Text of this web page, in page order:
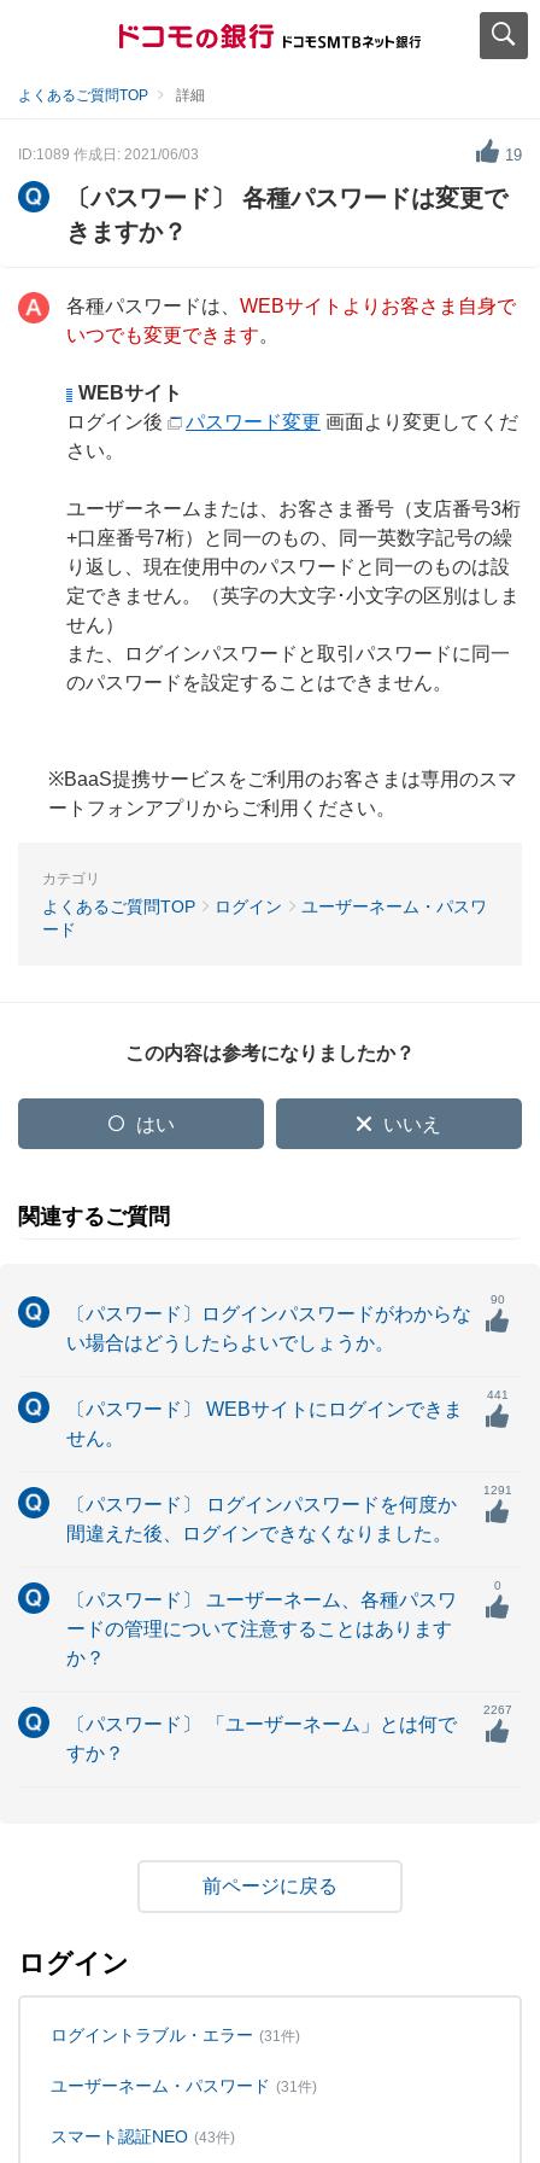
よくあるご質問TOP 詳細
ID:1089 作成日: 2021/06/03 19
〔パスワード〕 各種パスワードは変更で
きますか？
各種パスワードは、 WEBサイトよりお客さま自身で
いつでも変更できます。
WEBサイト
ログイン後
パスワード変更 画面より変更してくだ
さい。
ユーザーネームまたは、お客さま番号（支店番号3桁
+口座番号7桁）と同一のもの、同一英数字記号の繰
り返し、現在使用中のパスワードと同一のものは設
定できません。（英字の大文字･小文字の区別はしま
せん）
また、ログインパスワードと取引パスワードに同一
のパスワードを設定することはできません。
※BaaS提携サービスをご利用のお客さまは専用のスマ
ートフォンアプリからご利用ください。
カテゴリ
よくあるご質問TOP ログイン
ユーザーネーム・パスワ
ード
この内容は参考になりましたか？
はい いいえ
関連するご質問
〔パスワード〕ログインパスワードがわからな
い場合はどうしたらよいでしょうか。
90
〔パスワード〕 WEBサイトにログインできま
せん。
441
〔パスワード〕 ログインパスワードを何度か
間違えた後、ログインできなくなりました。
1291
〔パスワード〕 ユーザーネーム、各種パスワ
ードの管理について注意することはあります
か？
0
〔パスワード〕 「ユーザーネーム」とは何で
すか？
2267
戻る
ログイン
ログイントラブル・エラー (31件)
ユーザーネーム・パスワード (31件)
スマート認証NEO (43件)